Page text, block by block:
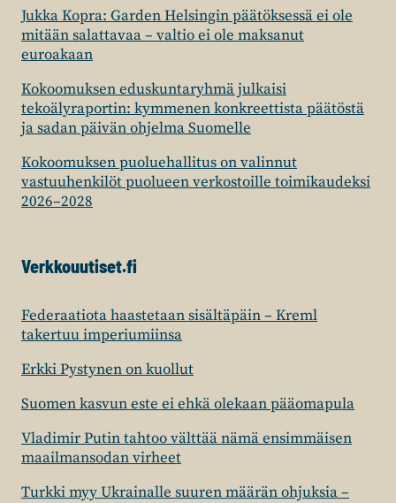
Jukka Kopra: Garden Helsingin päätöksessä ei ole
mitään salattavaa – valtio ei ole maksanut
euroakaan
Kokoomuksen eduskuntaryhmä julkaisi
tekoälyraportin: kymmenen konkreettista päätöstä
ja sadan päivän ohjelma Suomelle
Kokoomuksen puoluehallitus on valinnut
vastuuhenkilöt puolueen verkostoille toimikaudeksi
2026–2028
Verkkouutiset.fi
Federaatiota haastetaan sisältäpäin – Kreml
takertuu imperiumiinsa
Erkki Pystynen on kuollut
Suomen kasvun este ei ehkä olekaan pääomapula
Vladimir Putin tahtoo välttää nämä ensimmäisen
maailmansodan virheet
Turkki myy Ukrainalle suuren määrän ohjuksia –